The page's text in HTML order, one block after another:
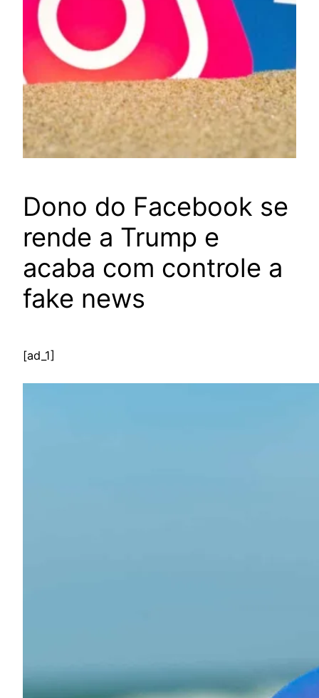
Dono do Facebook se
rende a Trump e
acaba com controle a
fake news
[ad_1]